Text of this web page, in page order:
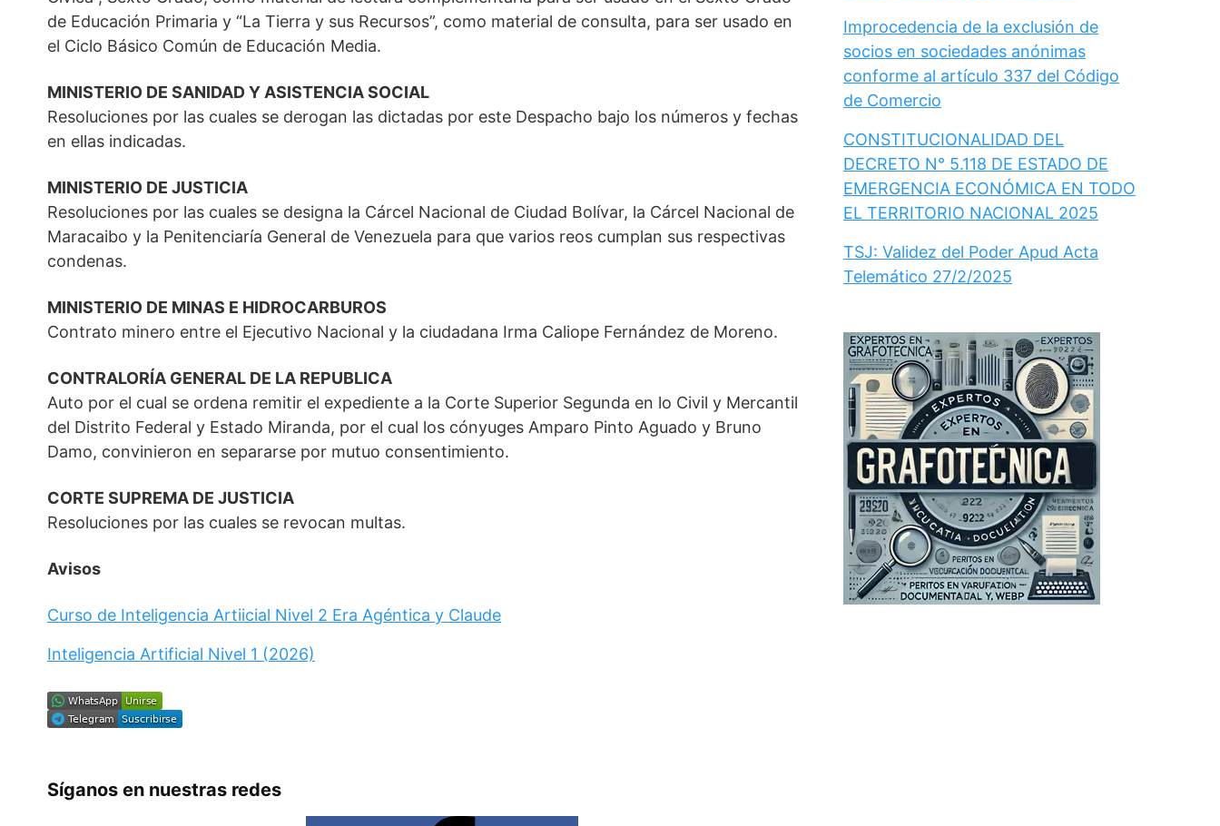
de Educación Primaria y “La Tierra y sus Recursos”, como material de consulta, para ser usado en
el Ciclo Básico Común de Educación Media.
MINISTERIO DE SANIDAD Y ASISTENCIA SOCIAL
Resoluciones por las cuales se derogan las dictadas por este Despacho bajo los números y fechas
en ellas indicadas.
MINISTERIO DE JUSTICIA
Resoluciones por las cuales se designa la Cárcel Nacional de Ciudad Bolívar, la Cárcel Nacional de
Maracaibo y la Penitenciaría General de Venezuela para que varios reos cumplan sus respectivas
condenas.
MINISTERIO DE MINAS E HIDROCARBUROS
Contrato minero entre el Ejecutivo Nacional y la ciudadana Irma Caliope Fernández de Moreno.
CONTRALORÍA GENERAL DE LA REPUBLICA
Auto por el cual se ordena remitir el expediente a la Corte Superior Segunda en lo Civil y Mercantil
del Distrito Federal y Estado Miranda, por el cual los cónyuges Amparo Pinto Aguado y Bruno
Damo, convinieron en separarse por mutuo consentimiento.
CORTE SUPREMA DE JUSTICIA
Resoluciones por las cuales se revocan multas.
Avisos
Curso de Inteligencia Artiicial Nivel 2 Era Agéntica y Claude
Inteligencia Artificial Nivel 1 (2026)
Síganos en nuestras redes
Improcedencia de la exclusión de
socios en sociedades anónimas
conforme al artículo 337 del Código
de Comercio
CONSTITUCIONALIDAD DEL
DECRETO N° 5.118 DE ESTADO DE
EMERGENCIA ECONÓMICA EN TODO
EL TERRITORIO NACIONAL 2025
TSJ: Validez del Poder Apud Acta
Telemático 27/2/2025